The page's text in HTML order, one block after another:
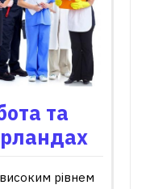
та
рівнем